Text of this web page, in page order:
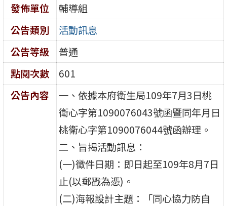
發佈單位
輔導組
公告類別
活動訊息
公告等級
普通
點閱次數
601
公告內容
一、依據本府衛生局109年7月3日桃
衛心字第1090076043號函暨同年月日
桃衛心字第1090076044號函辦理。
二、旨揭活動訊息：
(一)徵件日期：即日起至109年8月7日
止(以郵戳為憑)。
(二)海報設計主題：「同心協力防自